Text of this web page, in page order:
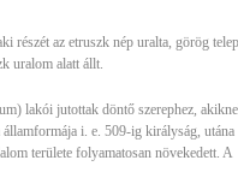
részét az etruszk nép uralta, görög
uralom alatt állt.
lakói jutottak döntő szerephez,
i. e. 509-ig királyság, utána
területe folyamatosan növekedett. A